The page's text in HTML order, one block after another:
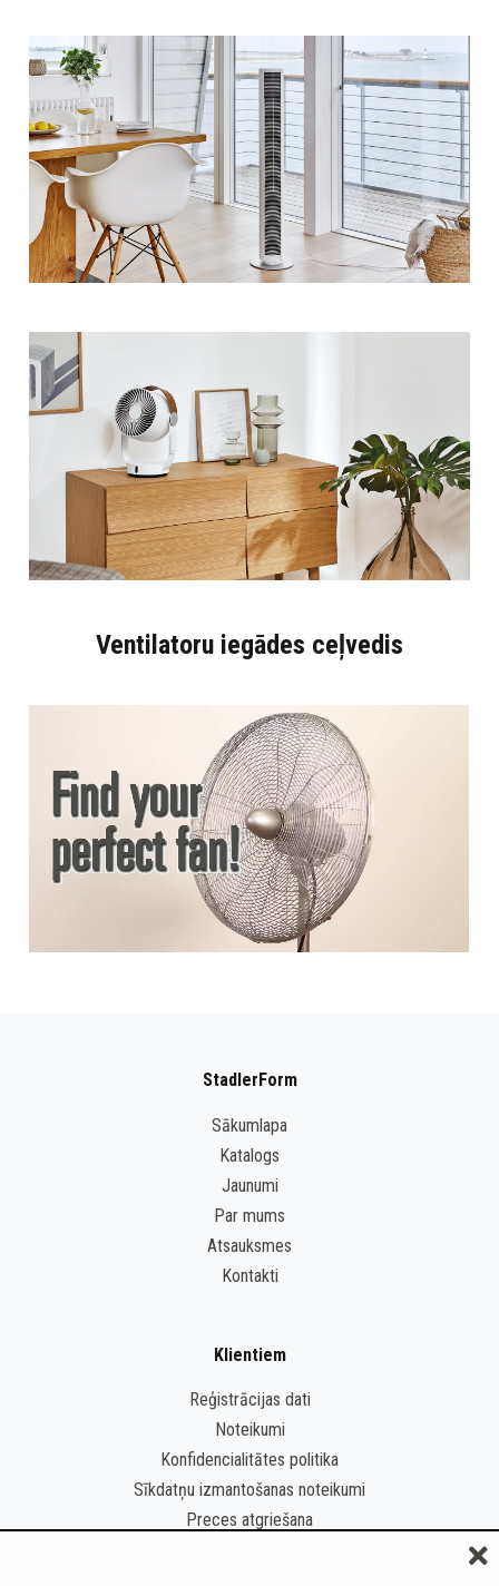
Ventilatoru iegādes ceļvedis
StadlerForm
Sākumlapa
Katalogs
Jaunumi
Par mums
Atsauksmes
Kontakti
Klientiem
Reģistrācijas dati
Noteikumi
Konfidencialitātes politika
Sīkdatņu izmantošanas noteikumi
Preces atgriešana